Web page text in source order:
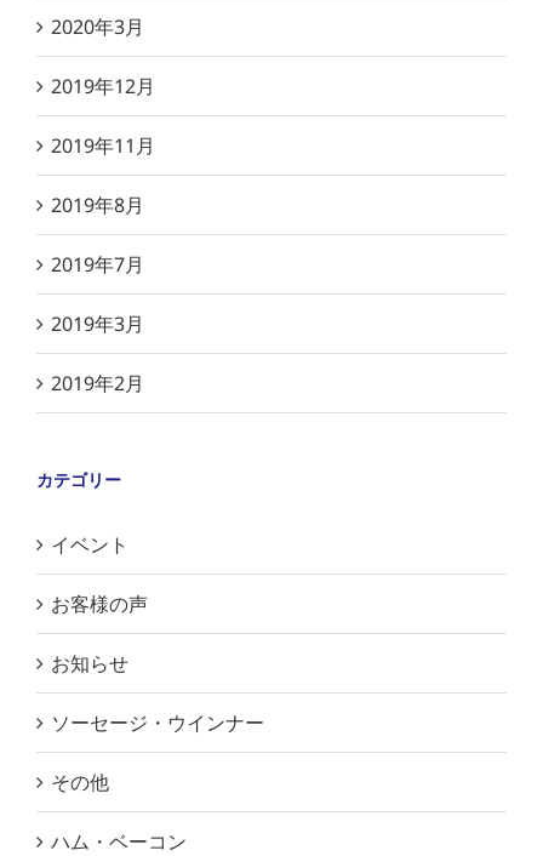
2020年3月
2019年12月
2019年11月
2019年8月
2019年7月
2019年3月
2019年2月
カテゴリー
イベント
お客様の声
お知らせ
ソーセージ・ウインナー
その他
ハム・ベーコン